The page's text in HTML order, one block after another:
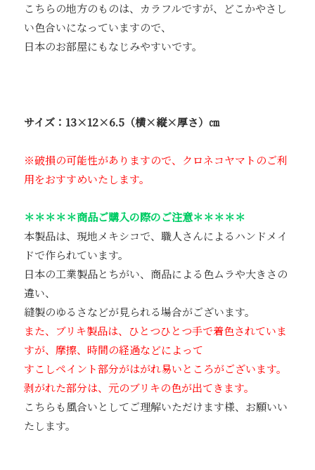
こちらの地方のものは、カラフルですが、どこかやさし
い色合いになっていますので、
日本のお部屋にもなじみやすいです。
サイズ：13×12×6.5（横×縦×厚さ）㎝
※破損の可能性がありますので、クロネコヤマトのご利
用をおすすめいたします。
＊＊＊＊＊商品ご購入の際のご注意＊＊＊＊＊
本製品は、現地メキシコで、職人さんによるハンドメイ
ドで作られています。
日本の工業製品とちがい、商品による色ムラや大きさの
違い、
縫製のゆるさなどが見られる場合がございます。
また、ブリキ製品は、ひとつひとつ手で着色されていま
すが、摩擦、時間の経過などによって
すこしペイント部分がはがれ易いところがございます。
剥がれた部分は、元のブリキの色が出てきます。
こちらも風合いとしてご理解いただけます様、お願いい
たします。